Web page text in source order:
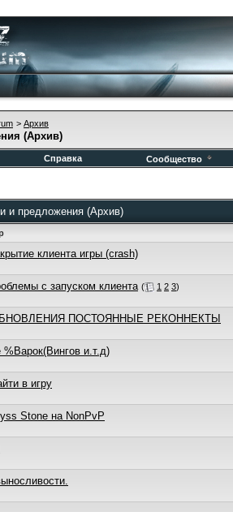
> Архив
(Архив)
Справка Сообщество
и предложения (Архив)
клиента игры (crash)
с запуском клиента ( 1 2 3)
ПОСТОЯННЫЕ РЕКОННЕКТЫ
%Варок(Вингов и.т.д)
в игру
Stone на NonPvP